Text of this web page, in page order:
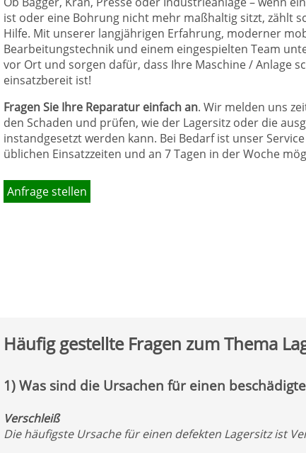
ist oder eine Bohrung nicht mehr maßhaltig sitzt, zählt
Hilfe. Mit unserer langjährigen Erfahrung, moderner
Bearbeitungstechnik und einem eingespielten Team
vor Ort und sorgen dafür, dass Ihre Maschine / Anlage
einsatzbereit ist!
Fragen Sie Ihre Reparatur einfach an. Wir melden uns
den Schaden und prüfen, wie der Lagersitz oder die
instandgesetzt werden kann. Bei Bedarf ist unser
üblichen Einsatzzeiten und an 7 Tagen in der Woche
Anfrage stellen
Häufig gestellte Fragen zum Thema
1) Was sind die Ursachen für einen
Verschleiß
Die häufigste Ursache für einen defekten Lagersitz ist